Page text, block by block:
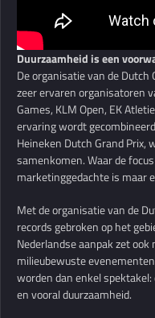
Duurzaamheid is een
De organisatie van de
zeer ervaren organisatoren
Games, KLM Open, EK
ervaring wordt
Heineken Dutch Grand Prix,
samenkomen. Waar de
marketinggedachte is maar
Met de organisatie van de
records gebroken op het
Nederlandse aanpak zet
milieubewuste
worden dan enkel
en vooral duurzaamheid.